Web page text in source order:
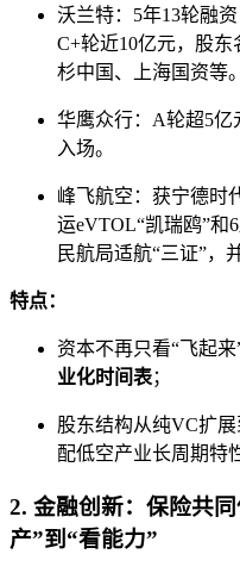
沃兰特：5年13轮融
C+轮近10亿元，股
杉中国、上海国资等。
华鹰众行：A轮超5亿
入场。
峰飞航空：获宁德时
运eVTOL“凯瑞鸥”和
民航局适航“三证”，
特点：
资本不再只看“飞起来
业化时间表；
股东结构从纯VC扩
配低空产业长周期特
2. 金融创新：保险共
产”到“看能力”